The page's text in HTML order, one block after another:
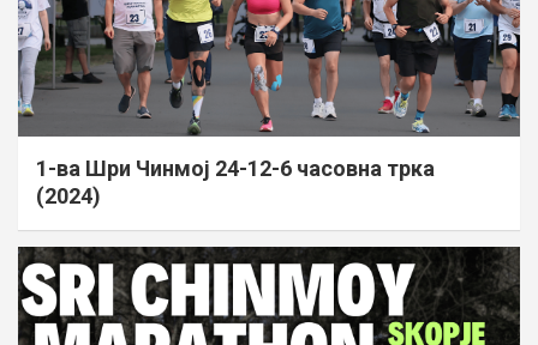
1-ва Шри Чинмој 24-12-6 часовна трка
(2024)